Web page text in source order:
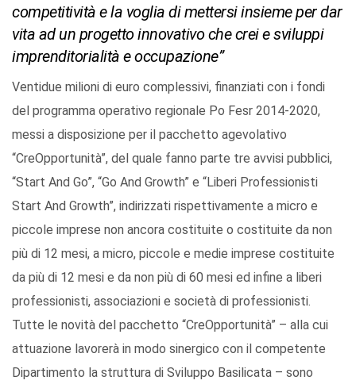
competitività e la voglia di mettersi insieme per dar
vita ad un progetto innovativo che crei e sviluppi
imprenditorialità e occupazione”
Ventidue milioni di euro complessivi, finanziati con i fondi
del programma operativo regionale Po Fesr 2014-2020,
messi a disposizione per il pacchetto agevolativo
“CreOpportunità”, del quale fanno parte tre avvisi pubblici,
“Start And Go”, “Go And Growth” e “Liberi Professionisti
Start And Growth”, indirizzati rispettivamente a micro e
piccole imprese non ancora costituite o costituite da non
più di 12 mesi, a micro, piccole e medie imprese costituite
da più di 12 mesi e da non più di 60 mesi ed infine a liberi
professionisti, associazioni e società di professionisti.
Tutte le novità del pacchetto “CreOpportunità” – alla cui
attuazione lavorerà in modo sinergico con il competente
Dipartimento la struttura di Sviluppo Basilicata – sono